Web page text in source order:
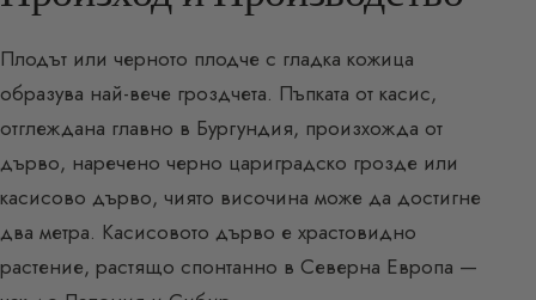
Плодът или черното плодче с гладка кожица
образува най-вече гроздчета. Пъпката от касис,
отглеждана главно в Бургундия, произхожда от
дърво, наречено черно цариградско грозде или
касисово дърво, чиято височина може да достигне
два метра. Касисовото дърво е храстовидно
растение, растящо спонтанно в Северна Европа —